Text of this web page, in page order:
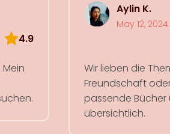
4.9
Aylin K.
May 12, 2024
Wir lieben die
Freundschaft
passende Bücher
übersichtlich.